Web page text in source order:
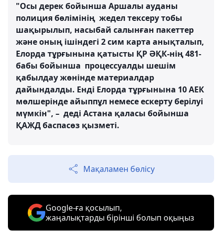
"Осы дерек бойынша Аршалы ауданы
полиция бөлімінің жедел тексеру тобы
шақырылып, насыбай салынған пакеттер
және оның ішіндегі 2 сим карта анықталып,
Елорда тұрғынына қатысты ҚР ӘҚК-нің 481-
бабы бойынша процессуалды шешім
қабылдау жөнінде материалдар
дайындалды. Енді Елорда тұрғынына 10 АЕК
мөлшерінде айыппұл немесе ескерту берілуі
мүмкін", – деді Астана қаласы бойынша
ҚАЖД баспасөз қызметі.
Мақаламен бөлісу
Google-ға қосылып,
жаңалықтарды бірінші болып оқыңыз